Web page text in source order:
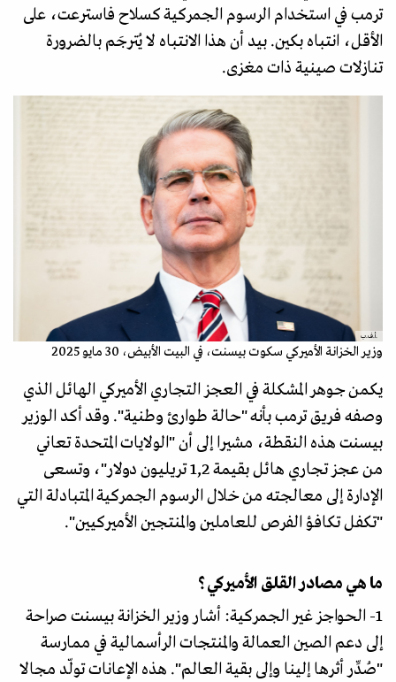
ترمب في استخدام الرسوم الجمركية كسلاح فاسترعت، على
الأقل، انتباه بكين. بيد أن هذا الانتباه لا يُترجَم بالضرورة
تنازلات صينية ذات مغزى.
.أ.ف.ب
وزير الخزانة الأميركي سكوت بيسنت، في البيت الأبيض، 30 مايو 2025
يكمن جوهر المشكلة في العجز التجاري الأميركي الهائل الذي
وصفه فريق ترمب بأنه "حالة طوارئ وطنية". وقد أكد الوزير
بيسنت هذه النقطة، مشيرا إلى أن "الولايات المتحدة تعاني
من عجز تجاري هائل بقيمة 1,2 تريليون دولار"، وتسعى
الإدارة إلى معالجته من خلال الرسوم الجمركية المتبادلة التي
"تكفل تكافؤ الفرص للعاملين والمنتجين الأميركيين".
ما هي مصادر القلق الأميركي؟
1- الحواجز غير الجمركية: أشار وزير الخزانة بيسنت صراحة
إلى دعم الصين العمالة والمنتجات الرأسمالية في ممارسة
"صُدِّر أثرها إلينا وإلى بقية العالم". هذه الإعانات تولّد مجالا